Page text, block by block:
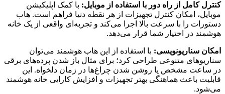
کنترل کامل از راه دور با استفاده از موبایل: با کمک اپلیکیشن
موبایل، امکان کنترل تجهیزات از هر نقطه دنیا فراهم است. هاب
دستورات را با سرعت بالا اجرا می‌کند و تجربه‌ای واقعی از یک خانه
هوشمند در اختیار شما قرار می‌دهد.
امکان سناریونویسی: با استفاده از این هاب هوشمند می‌توان
سناریوهای متنوعی طراحی کرد؛ برای مثال باز شدن پرده‌های برقی
در ساعت مشخص یا روشن شدن چراغ‌ها در زمان دلخواه. این
قابلیت باعث هماهنگی بهتر تجهیزات و افزایش کارایی خانه هوشمند
می‌شود.